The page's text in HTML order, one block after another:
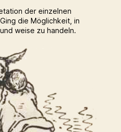
der einzelnen
die Möglichkeit, in
weise zu handeln.